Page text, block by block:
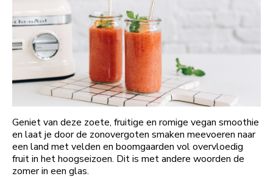
Geniet van deze zoete, fruitige en romige vegan smoothie
en laat je door de zonovergoten smaken meevoeren naar
een land met velden en boomgaarden vol overvloedig
fruit in het hoogseizoen. Dit is met andere woorden de
zomer in een glas.